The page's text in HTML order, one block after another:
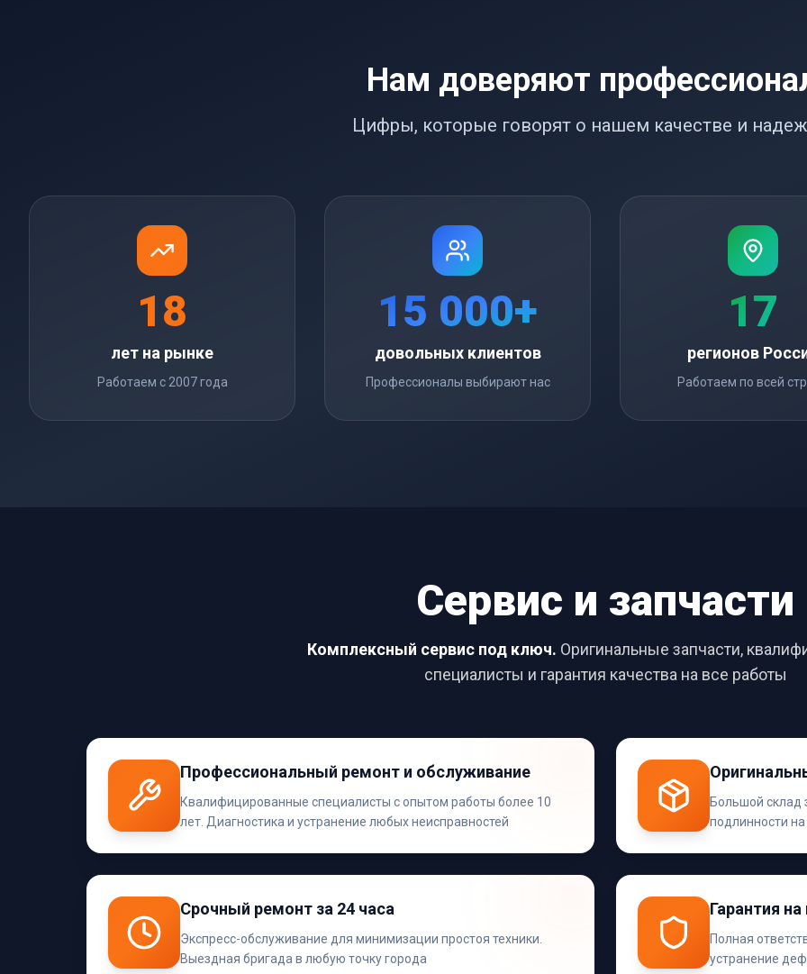
Нам доверяют
Цифры, которые говорят о нашем качестве и
18
лет на рынке
Работаем с 2007 года
15 000+
довольных клиентов
Профессионалы выбирают нас
17
регионов
Работаем по всей
Сервис и запчасти
Комплексный сервис под ключ. Оригинальные запчасти,
специалисты и гарантия качества на все работы
Профессиональный ремонт и обслуживание
Квалифицированные специалисты с опытом работы более 10
лет. Диагностика и устранение любых неисправностей
Большой склад
подлинности
Срочный ремонт за 24 часа
Экспресс-обслуживание для минимизации простоя техники.
Выездная бригада в любую точку города
Гарантия
Полная
устранение